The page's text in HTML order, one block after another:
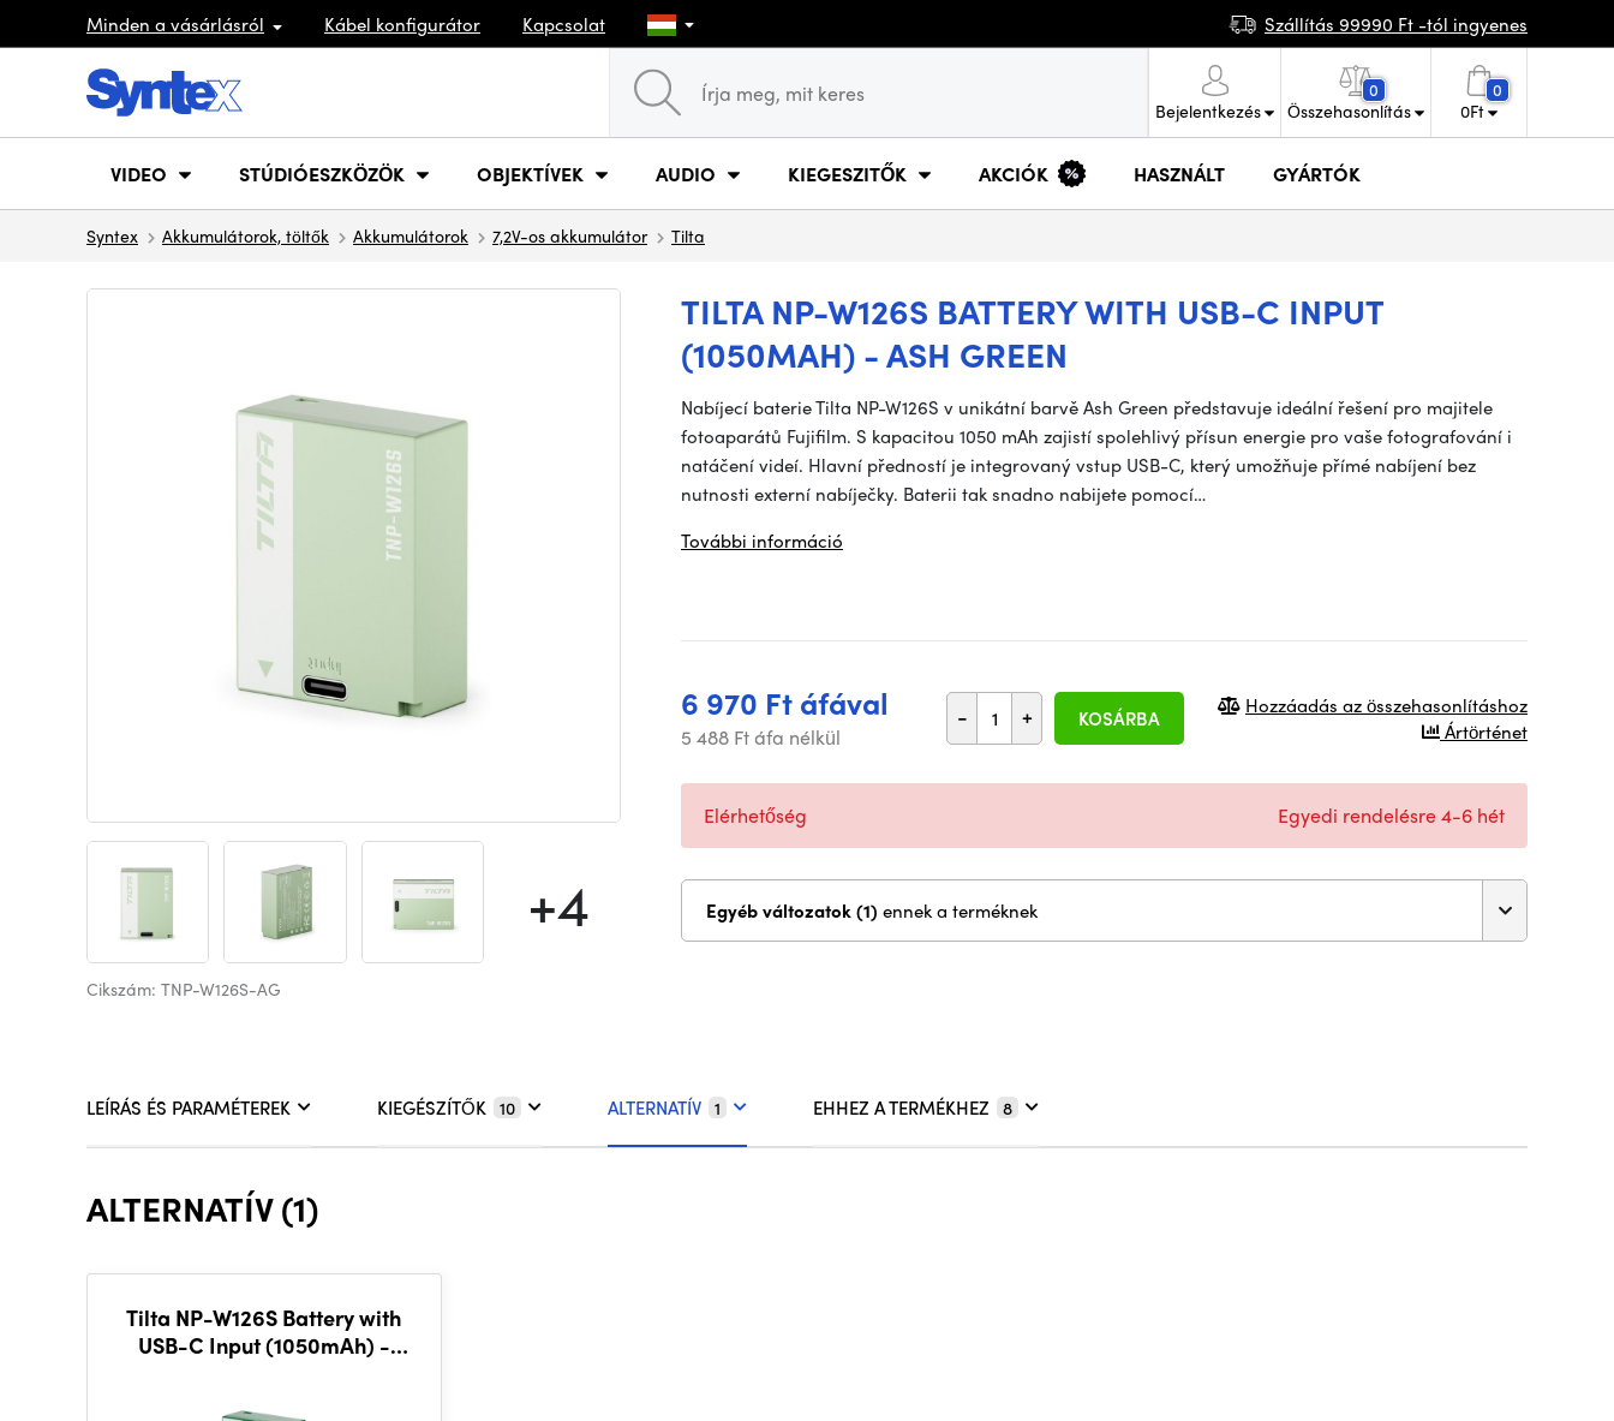
Minden a vásárlásról Kábel konfigurátor Kapcsolat Szállítás 99990 Ft -tól ingyenes
Bejelentkezés
0
Összehasonlítás
0
0Ft
VIDEO STÚDIÓESZKÖZÖK OBJEKTÍVEK AUDIO KIEGESZITŐK AKCIÓK HASZNÁLT GYÁRTÓK
Syntex Akkumulátorok, töltők Akkumulátorok 7,2V-os akkumulátor Tilta
TILTA NP-W126S BATTERY WITH USB-C INPUT
(1050MAH) - ASH GREEN
+4
Cikszám: TNP-W126S-AG
Nabíjecí baterie Tilta NP-W126S v unikátní barvě Ash Green představuje ideální řešení pro majitele
fotoaparátů Fujifilm. S kapacitou 1050 mAh zajistí spolehlivý přísun energie pro vaše fotografování i
natáčení videí. Hlavní předností je integrovaný vstup USB-C, který umožňuje přímé nabíjení bez
nutnosti externí nabíječky. Baterii tak snadno nabijete pomocí…
További információ
6 970 Ft áfával
5 488 Ft áfa nélkül
- + KOSÁRBA
Hozzáadás az összehasonlításhoz
Ártörténet
Elérhetőség Egyedi rendelésre 4-6 hét
Egyéb változatok (1) ennek a terméknek
LEÍRÁS ÉS PARAMÉTEREK KIEGÉSZÍTŐK 10 ALTERNATÍV 1 EHHEZ A TERMÉKHEZ 8
ALTERNATÍV (1)
Tilta NP-W126S Battery with
USB-C Input (1050mAh) -